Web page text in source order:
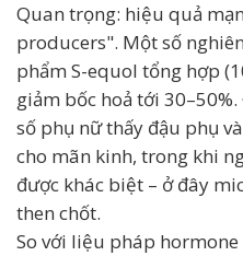
Quan trọng: hiệu quả
producers". Một số
phẩm S-equol tổng hợp
giảm bốc hoả tới
số phụ nữ thấy đậu phụ
cho mãn kinh, trong khi
được khác biệt – ở đây
then chốt.
So với liệu pháp hormone